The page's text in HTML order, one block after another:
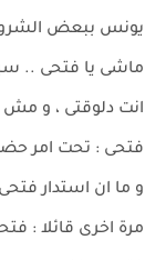
يونس ببعض
ماشى يا فتحى ..
انت دلوقتى ، و مش
فتحى : تحت امر
و ما ان استدار
مرة اخرى قائلا :